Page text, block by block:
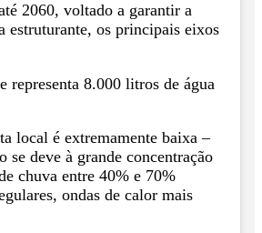
2060, voltado a garantir a
estruturante, os principais eixos
representa 8.000 litros de água
local é extremamente baixa –
deve à grande concentração
chuva entre 40% e 70%
ondas de calor mais